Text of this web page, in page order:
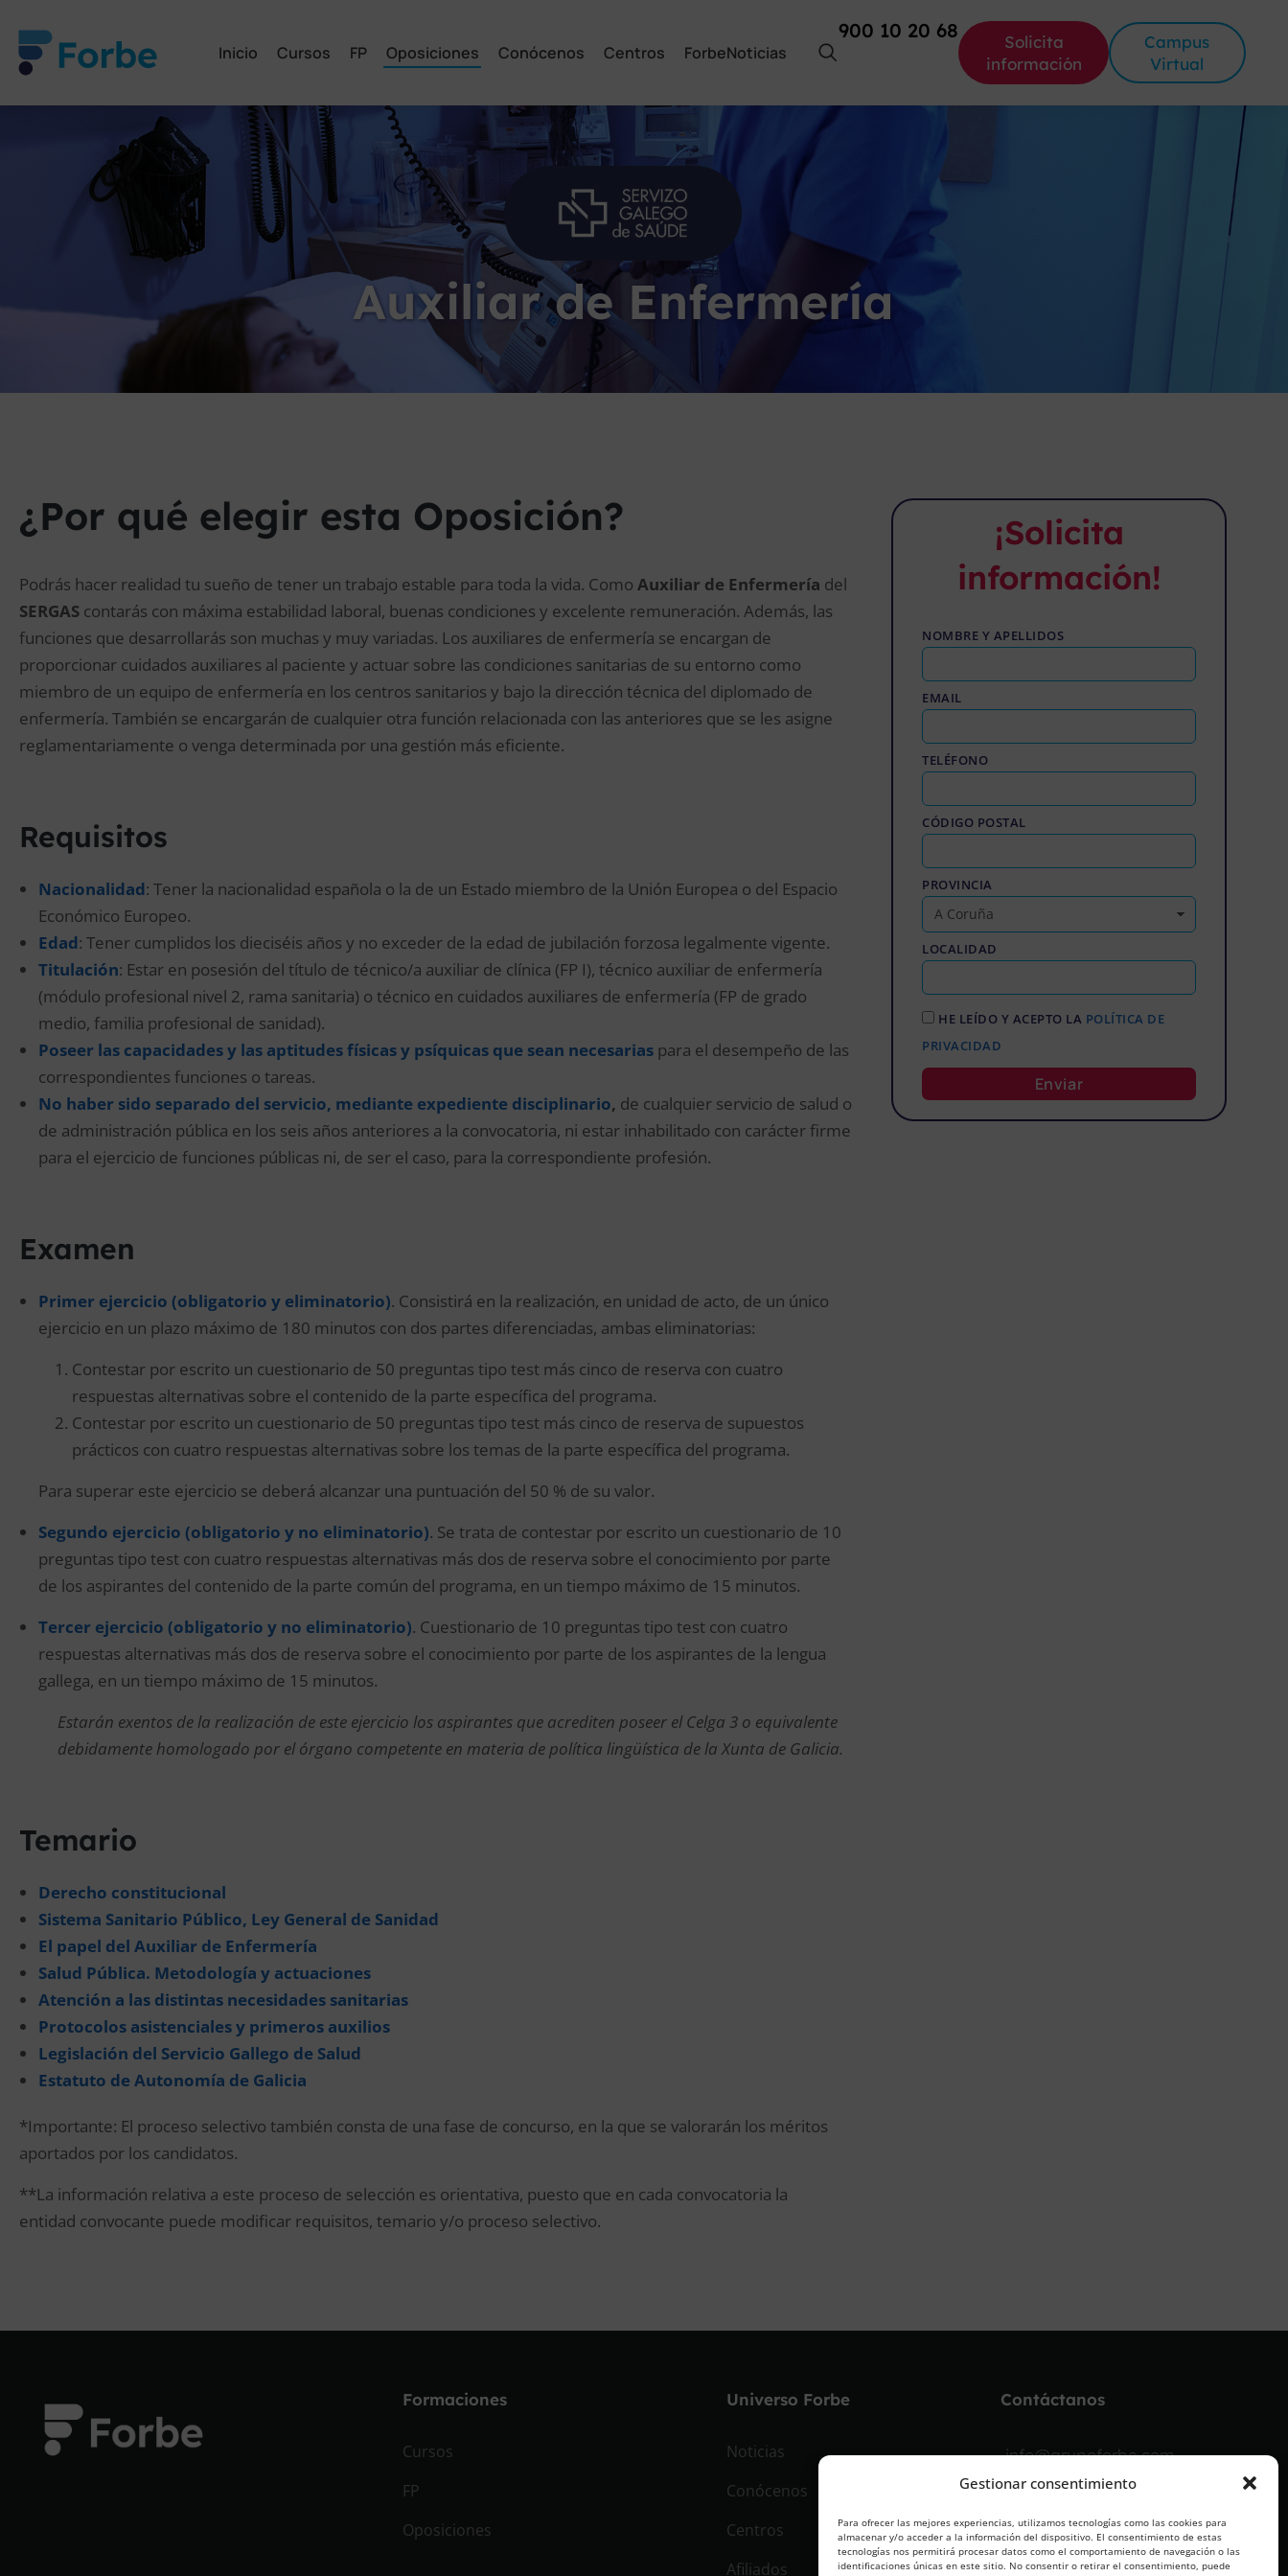
Gestionar consentimiento
Para ofrecer las mejores experiencias, utilizamos tecnologías como las cookies para
almacenar y/o acceder a la información del dispositivo. El consentimiento de estas
tecnologías nos permitirá procesar datos como el comportamiento de navegación o las
identificaciones únicas en este sitio. No consentir o retirar el consentimiento, puede
Inicio Cursos FP Oposiciones Conócenos Centros ForbeNoticias
900 10 20 68
Solicita
información
Campus
Virtual
Auxiliar de Enfermería
¿Por qué elegir esta Oposición?
Podrás hacer realidad tu sueño de tener un trabajo estable para toda la vida. Como Auxiliar de Enfermería del
SERGAS contarás con máxima estabilidad laboral, buenas condiciones y excelente remuneración. Además, las
funciones que desarrollarás son muchas y muy variadas. Los auxiliares de enfermería se encargan de
proporcionar cuidados auxiliares al paciente y actuar sobre las condiciones sanitarias de su entorno como
miembro de un equipo de enfermería en los centros sanitarios y bajo la dirección técnica del diplomado de
enfermería. También se encargarán de cualquier otra función relacionada con las anteriores que se les asigne
reglamentariamente o venga determinada por una gestión más eficiente.
Requisitos
Nacionalidad: Tener la nacionalidad española o la de un Estado miembro de la Unión Europea o del Espacio
Económico Europeo.
Edad: Tener cumplidos los dieciséis años y no exceder de la edad de jubilación forzosa legalmente vigente.
Titulación: Estar en posesión del título de técnico/a auxiliar de clínica (FP I), técnico auxiliar de enfermería
(módulo profesional nivel 2, rama sanitaria) o técnico en cuidados auxiliares de enfermería (FP de grado
medio, familia profesional de sanidad).
Poseer las capacidades y las aptitudes físicas y psíquicas que sean necesarias para el desempeño de las
correspondientes funciones o tareas.
No haber sido separado del servicio, mediante expediente disciplinario, de cualquier servicio de salud o
de administración pública en los seis años anteriores a la convocatoria, ni estar inhabilitado con carácter firme
para el ejercicio de funciones públicas ni, de ser el caso, para la correspondiente profesión.
Examen
Primer ejercicio (obligatorio y eliminatorio). Consistirá en la realización, en unidad de acto, de un único
ejercicio en un plazo máximo de 180 minutos con dos partes diferenciadas, ambas eliminatorias:
Contestar por escrito un cuestionario de 50 preguntas tipo test más cinco de reserva con cuatro
respuestas alternativas sobre el contenido de la parte específica del programa.
Contestar por escrito un cuestionario de 50 preguntas tipo test más cinco de reserva de supuestos
prácticos con cuatro respuestas alternativas sobre los temas de la parte específica del programa.
Para superar este ejercicio se deberá alcanzar una puntuación del 50 % de su valor.
Segundo ejercicio (obligatorio y no eliminatorio). Se trata de contestar por escrito un cuestionario de 10
preguntas tipo test con cuatro respuestas alternativas más dos de reserva sobre el conocimiento por parte
de los aspirantes del contenido de la parte común del programa, en un tiempo máximo de 15 minutos.
Tercer ejercicio (obligatorio y no eliminatorio). Cuestionario de 10 preguntas tipo test con cuatro
respuestas alternativas más dos de reserva sobre el conocimiento por parte de los aspirantes de la lengua
gallega, en un tiempo máximo de 15 minutos.
Estarán exentos de la realización de este ejercicio los aspirantes que acrediten poseer el Celga 3 o equivalente
debidamente homologado por el órgano competente en materia de política lingüística de la Xunta de Galicia.
Temario
Derecho constitucional
Sistema Sanitario Público, Ley General de Sanidad
El papel del Auxiliar de Enfermería
Salud Pública. Metodología y actuaciones
Atención a las distintas necesidades sanitarias
Protocolos asistenciales y primeros auxilios
Legislación del Servicio Gallego de Salud
Estatuto de Autonomía de Galicia
*Importante: El proceso selectivo también consta de una fase de concurso, en la que se valorarán los méritos
aportados por los candidatos.
**La información relativa a este proceso de selección es orientativa, puesto que en cada convocatoria la
entidad convocante puede modificar requisitos, temario y/o proceso selectivo.
¡Solicita
información!
NOMBRE Y APELLIDOS
EMAIL
TELÉFONO
CÓDIGO POSTAL
PROVINCIA
LOCALIDAD
HE LEÍDO Y ACEPTO LA POLÍTICA DE
PRIVACIDAD
Enviar
Formaciones
Cursos
FP
Oposiciones
Universo Forbe
Noticias
Conócenos
Centros
Afiliados
Contáctanos
info@grupoforbe.com